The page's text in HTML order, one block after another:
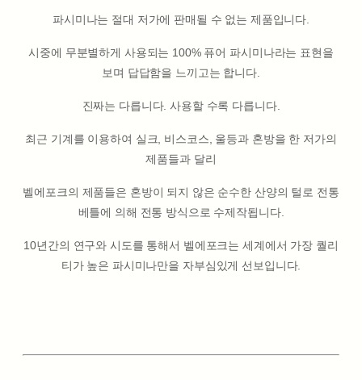
파시미나는 절대 저가에 판매될 수 없는 제품입니다.
시중에 무분별하게 사용되는 100% 퓨어 파시미나라는 표현을
보며 답답함을 느끼고는 합니다.
진짜는 다릅니다. 사용할 수록 다릅니다.
최근 기계를 이용하여 실크, 비스코스, 울등과 혼방을 한 저가의
제품들과 달리
벨에포크의 제품들은 혼방이 되지 않은 순수한 산양의 털로 전통
베틀에 의해 전통 방식으로 수제작됩니다.
10년간의 연구와 시도를 통해서 벨에포크는 세계에서 가장 퀄리
티가 높은 파시미나만을 자부심있게 선보입니다.